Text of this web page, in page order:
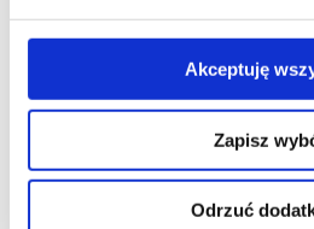
Akceptuję
Zapisz
Odrzuć
O NAS OFERTA ONLINE
PRZEWODNIK
In vino veritas - W